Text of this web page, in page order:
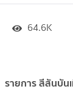
64.6K
รายการ สีสันบัน